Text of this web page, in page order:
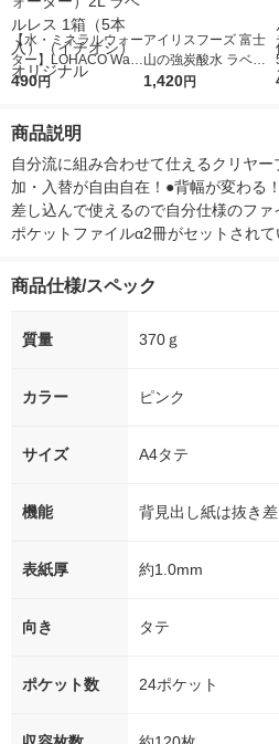
【水・ミネラルウォー
ター】LOHACO Wate
r（ロハコウォータ
シ） オリジナル
490円
アイリスフーズ 富士
山の強炭酸水 ラベル
レス 500ml 1箱（24
1,420円
商品説明
自分流に組み合わせて仕えるクリヤ
加・入替が自由自在！●背幅が変わる
差し込んで使えるので自分仕様のフ
ポケットファイルα2冊がセットされて
商品仕様/スペック
質量 370ｇ
カラー ピンク
サイズ A4タテ
機能 背見出し紙は抜き
表紙厚 約1.0mm
向き タテ
ポケット数 24ポケット